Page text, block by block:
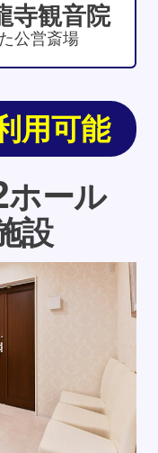
寺観音院
公営斎場
用可能
ホール
設